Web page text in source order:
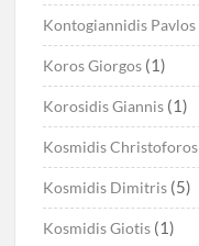
Kontogiannidis Pavlos
Koros Giorgos (1)
Korosidis Giannis (1)
Kosmidis Christoforos
Kosmidis Dimitris (5)
Kosmidis Giotis (1)